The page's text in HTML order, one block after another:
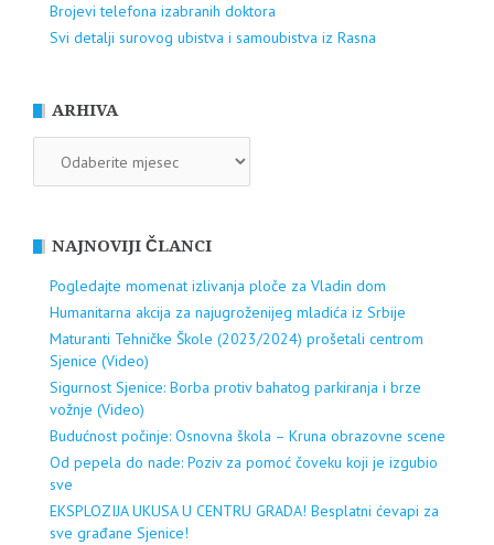
Brojevi telefona izabranih doktora
Svi detalji surovog ubistva i samoubistva iz Rasna
ARHIVA
NAJNOVIJI ČLANCI
Pogledajte momenat izlivanja ploče za Vladin dom
Humanitarna akcija za najugroženijeg mladića iz Srbije
Maturanti Tehničke Škole (2023/2024) prošetali centrom
Sjenice (Video)
Sigurnost Sjenice: Borba protiv bahatog parkiranja i brze
vožnje (Video)
Budućnost počinje: Osnovna škola – Kruna obrazovne scene
Od pepela do nade: Poziv za pomoć čoveku koji je izgubio
sve
EKSPLOZIJA UKUSA U CENTRU GRADA! Besplatni ćevapi za
sve građane Sjenice!